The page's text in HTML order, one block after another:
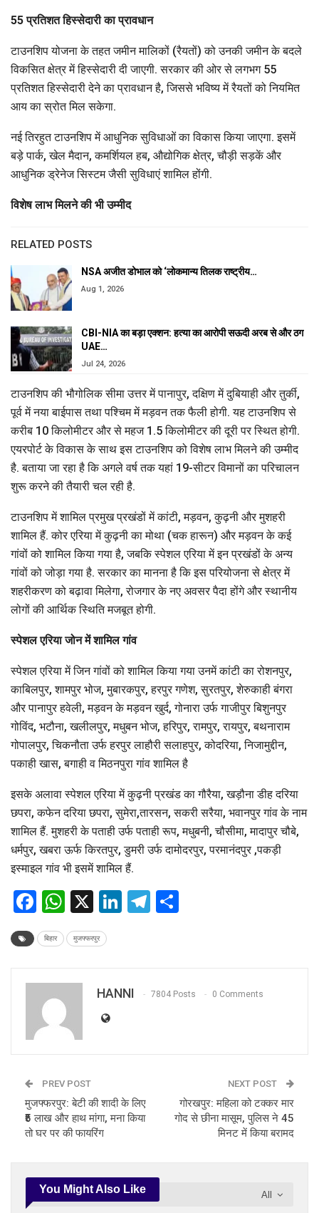
55 प्रतिशत हिस्सेदारी का प्रावधान
टाउनशिप योजना के तहत जमीन मालिकों (रैयतों) को उनकी जमीन के बदले
विकसित क्षेत्र में हिस्सेदारी दी जाएगी. सरकार की ओर से लगभग 55
प्रतिशत हिस्सेदारी देने का प्रावधान है, जिससे भविष्य में रैयतों को नियमित
आय का स्रोत मिल सकेगा.
नई तिरहुत टाउनशिप में आधुनिक सुविधाओं का विकास किया जाएगा. इसमें
बड़े पार्क, खेल मैदान, कमर्शियल हब, औद्योगिक क्षेत्र, चौड़ी सड़कें और
आधुनिक ड्रेनेज सिस्टम जैसी सुविधाएं शामिल होंगी.
विशेष लाभ मिलने की भी उम्मीद
RELATED POSTS
NSA अजीत डोभाल को ‘लोकमान्य तिलक राष्ट्रीय…
Aug 1, 2026
CBI-NIA का बड़ा एक्शन: हत्या का आरोपी सऊदी अरब से और ठग
UAE…
Jul 24, 2026
टाउनशिप की भौगोलिक सीमा उत्तर में पानापुर, दक्षिण में दुबियाही और तुर्की,
पूर्व में नया बाईपास तथा पश्चिम में मड़वन तक फैली होगी. यह टाउनशिप से
करीब 10 किलोमीटर और से महज 1.5 किलोमीटर की दूरी पर स्थित होगी.
एयरपोर्ट के विकास के साथ इस टाउनशिप को विशेष लाभ मिलने की उम्मीद
है. बताया जा रहा है कि अगले वर्ष तक यहां 19-सीटर विमानों का परिचालन
शुरू करने की तैयारी चल रही है.
टाउनशिप में शामिल प्रमुख प्रखंडों में कांटी, मड़वन, कुढ़नी और मुशहरी
शामिल हैं. कोर एरिया में कुढ़नी का मोथा (चक हारून) और मड़वन के कई
गांवों को शामिल किया गया है, जबकि स्पेशल एरिया में इन प्रखंडों के अन्य
गांवों को जोड़ा गया है. सरकार का मानना है कि इस परियोजना से क्षेत्र में
शहरीकरण को बढ़ावा मिलेगा, रोजगार के नए अवसर पैदा होंगे और स्थानीय
लोगों की आर्थिक स्थिति मजबूत होगी.
स्पेशल एरिया जोन में शामिल गांव
स्पेशल एरिया में जिन गांवों को शामिल किया गया उनमें कांटी का रोशनपुर,
काबिलपुर, शामपुर भोज, मुबारकपुर, हरपुर गणेश, सुरतपुर, शेरुकाही बंगरा
और पानापुर हवेली, मड़वन के मड़वन खुर्द, गोनारा उर्फ गाजीपुर बिशुनपुर
गोविंद, भटौना, खलीलपुर, मधुबन भोज, हरिपुर, रामपुर, रायपुर, बथनाराम
गोपालपुर, चिकनौता उर्फ हरपुर लाहौरी सलाहपुर, कोदरिया, निजामुद्दीन,
पकाही खास, बगाही व मिठनपुरा गांव शामिल है
इसके अलावा स्पेशल एरिया में कुढ़नी प्रखंड का गौरैया, खड़ौना डीह दरिया
छपरा, कफेन दरिया छपरा, सुमेरा,तारसन, सकरी सरैया, भवानपुर गांव के नाम
शामिल हैं. मुशहरी के पताही उर्फ पताही रूप, मधुबनी, चौसीमा, मादापुर चौबे,
धर्मपुर, खबरा ऊर्फ किरतपुर, डुमरी उर्फ दामोदरपुर, परमानंदपुर ,पकड़ी
इस्माइल गांव भी इसमें शामिल हैं.
Facebook
WhatsApp
X LinkedIn
Telegram
बिहार मुजफ्फरपुर
HANNI 7804 Posts 0 Comments
PREV POST
मुजफ्फरपुर: बेटी की शादी के लिए
₹5 लाख और हाथ मांगा, मना किया
तो घर पर की फायरिंग
NEXT POST
गोरखपुर: महिला को टक्कर मार
गोद से छीना मासूम, पुलिस ने 45
मिनट में किया बरामद
All
You Might Also Like